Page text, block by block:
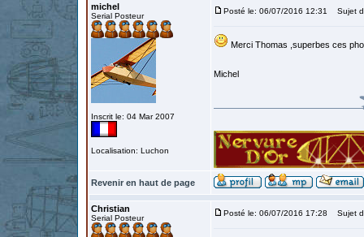
michel
Serial Posteur
Inscrit le: 04 Mar 2007
Localisation: Luchon
Posté le: 06/07/2016 12:31 Sujet
Merci Thomas ,superbes ces
Michel
Revenir en haut de page
Christian
Serial Posteur
Posté le: 06/07/2016 17:28 Sujet